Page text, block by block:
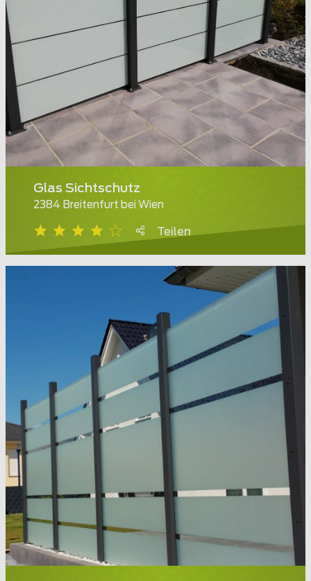
Glas Sichtschutz
2384 Breitenfurt bei Wien
Teilen